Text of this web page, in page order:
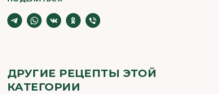
ДРУГИЕ РЕЦЕПТЫ ЭТОЙ
КАТЕГОРИИ